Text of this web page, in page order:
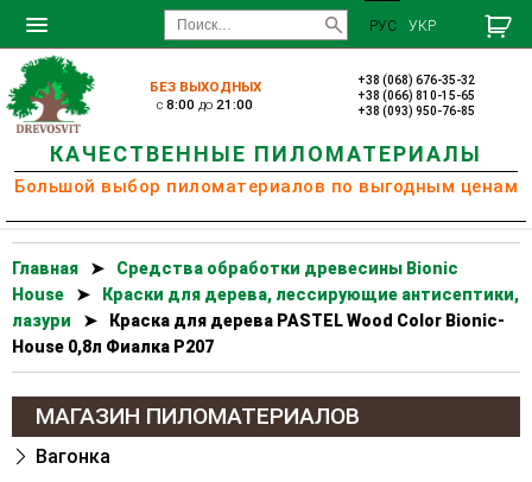
РУС УКР
БЕЗ ВЫХОДНЫХ
c8:00 до21:00
+38 (068) 676-35-32
+38 (066) 810-15-65
+38 (093) 950-76-85
КАЧЕСТВЕННЫЕ ПИЛОМАТЕРИАЛЫ
Большой выбор пиломатериалов по выгодным ценам
Главная ➤
Cредства обработки древесины Bionic
House
➤
Краски для дерева, лессирующие антисептики,
лазури
➤
Краска для дерева PASTEL Wood Color Bionic-
House 0,8л Фиалка Р207
МАГАЗИН ПИЛОМАТЕРИАЛОВ
Вагонка